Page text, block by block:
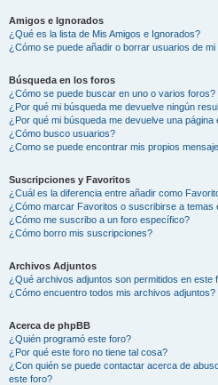
Amigos e Ignorados
¿Qué es la lista de Mis Amigos e Ignorados?
¿Cómo se puede añadir o borrar usuarios de
Búsqueda en los foros
¿Cómo se puede buscar en uno o varios foros?
¿Por qué mi búsqueda me devuelve ningún
¿Por qué mi búsqueda me devuelve una página
¿Cómo busco usuarios?
¿Como se puede encontrar mis propios
Suscripciones y Favoritos
¿Cuál es la diferencia entre añadir como
¿Cómo marcar Favoritos o suscribirse a temas
¿Cómo me suscribo a un foro específico?
¿Cómo borro mis suscripciones?
Archivos Adjuntos
¿Qué archivos adjuntos son permitidos en este
¿Cómo encuentro todos mis archivos adjuntos?
Acerca de phpBB
¿Quién programó este foro?
¿Por qué este foro no tiene tal cosa?
¿Con quién se puede contactar acerca de
este foro?